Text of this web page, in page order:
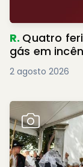
R. Quatro
gás em
2 agosto 2026